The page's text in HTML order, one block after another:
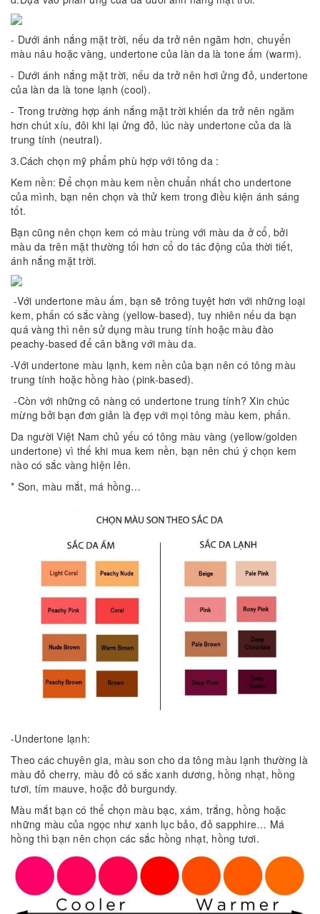
- Dưới ánh nắng mặt trời, nếu da trở nên ngăm hơn, chuyển
màu nâu hoặc vàng, undertone của làn da là tone ấm (warm).
- Dưới ánh nắng mặt trời, nếu da trở nên hơi ửng đỏ, undertone
của làn da là tone lạnh (cool).
- Trong trường hợp ánh nắng mặt trời khiến da trở nên ngăm
hơn chút xíu, đôi khi lại ửng đỏ, lúc này undertone của da là
trung tính (neutral).
3.Cách chọn mỹ phẩm phù hợp với tông da :
Kem nền: Để chọn màu kem nền chuẩn nhất cho undertone
của mình, bạn nên chọn và thử kem trong điều kiện ánh sáng
tốt.
Bạn cũng nên chọn kem có màu trùng với màu da ở cổ, bởi
màu da trên mặt thường tối hơn cổ do tác động của thời tiết,
ánh nắng mặt trời.
-Với undertone màu ấm, bạn sẽ trông tuyệt hơn với những loại
kem, phấn có sắc vàng (yellow-based), tuy nhiên nếu da bạn
quá vàng thì nên sử dụng màu trung tính hoặc màu đào
peachy-based để cân bằng với màu da.
-Với undertone màu lạnh, kem nền của bạn nên có tông màu
trung tính hoặc hồng hào (pink-based).
-Còn với những cô nàng có undertone trung tính? Xin chúc
mừng bởi bạn đơn giản là đẹp với mọi tông màu kem, phấn.
Da người Việt Nam chủ yếu có tông màu vàng (yellow/golden
undertone) vì thế khi mua kem nền, bạn nên chú ý chọn kem
nào có sắc vàng hiện lên.
* Son, màu mắt, má hồng…
-Undertone lạnh:
Theo các chuyên gia, màu son cho da tông màu lạnh thường là
màu đỏ cherry, màu đỏ có sắc xanh dương, hồng nhạt, hồng
tươi, tím mauve, hoặc đỏ burgundy.
Màu mắt bạn có thể chọn màu bạc, xám, trắng, hồng hoặc
những màu của ngọc như xanh lục bảo, đỏ sapphire… Má
hồng thì bạn nên chọn các sắc hồng nhạt, hồng tươi.